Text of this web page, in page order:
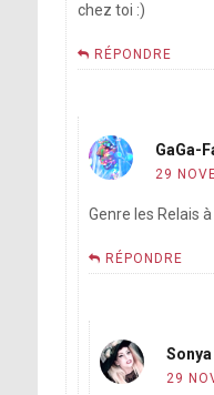
chez toi :)
RÉPONDRE
GaGa-
29
Genre les Relais
RÉPONDRE
Sonya
29